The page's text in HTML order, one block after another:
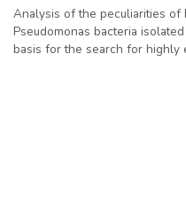
Analysis of the peculiarities of
Pseudomonas bacteria
basis for the search for highly